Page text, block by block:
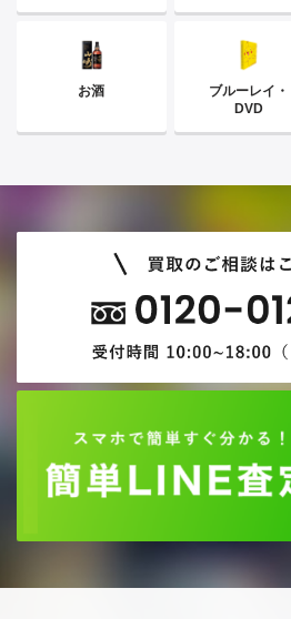
お酒
ブルーレイ・
DVD